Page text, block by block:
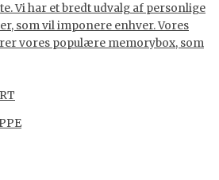
Vi har et bredt udvalg af personlige
som vil imponere enhver. Vores
vores populære memorybox, som